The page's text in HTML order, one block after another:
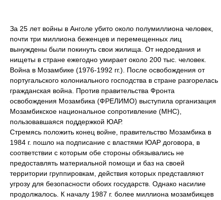
За 25 лет войны в Анголе убито около полумиллиона человек,
почти три миллиона беженцев и перемещенных лиц
вынуждены были покинуть свои жилища. От недоедания и
нищеты в стране ежегодно умирает около 200 тыс. человек.
Война в Мозамбике (1976-1992 гг.). После освобождения от
португальского колониального господства в стране разгорелась
гражданская война. Против правительства Фронта
освобождения Мозамбика (ФРЕЛИМО) выступила организация
Мозамбикское национальное сопротивление (МНС),
пользовавшаяся поддержкой ЮАР.
Стремясь положить конец войне, правительство Мозамбика в
1984 г. пошло на подписание с властями ЮАР договора, в
соответствии с которым обе стороны обязывались не
предоставлять материальной помощи и баз на своей
территории группировкам, действия которых представляют
угрозу для безопасности обоих государств. Однако насилие
продолжалось. К началу 1987 г. более миллиона мозамбикцев